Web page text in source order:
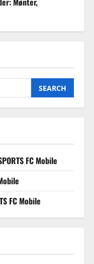
FC Mobile
FC Mobile